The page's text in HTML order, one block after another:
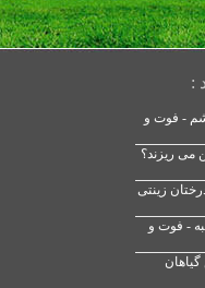
:
- فوت و
می ریزند؟
زینتی
- فوت و